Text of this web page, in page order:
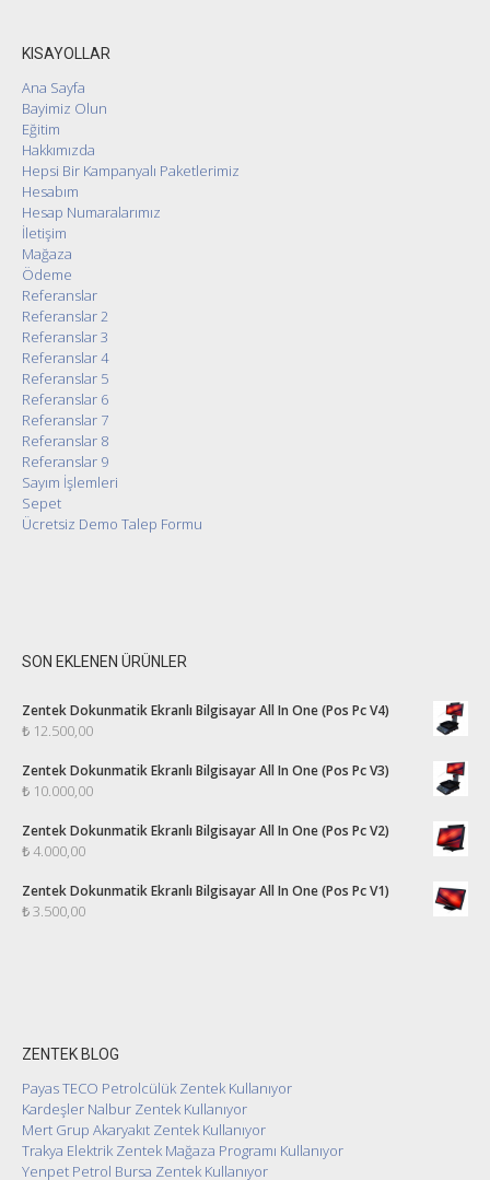
KISAYOLLAR
Ana Sayfa
Bayimiz Olun
Eğitim
Hakkımızda
Hepsi Bir Kampanyalı Paketlerimiz
Hesabım
Hesap Numaralarımız
İletişim
Mağaza
Ödeme
Referanslar
Referanslar 2
Referanslar 3
Referanslar 4
Referanslar 5
Referanslar 6
Referanslar 7
Referanslar 8
Referanslar 9
Sayım İşlemleri
Sepet
Ücretsiz Demo Talep Formu
SON EKLENEN ÜRÜNLER
Zentek Dokunmatik Ekranlı Bilgisayar All In One (Pos Pc V4)
₺ 12.500,00
Zentek Dokunmatik Ekranlı Bilgisayar All In One (Pos Pc V3)
₺ 10.000,00
Zentek Dokunmatik Ekranlı Bilgisayar All In One (Pos Pc V2)
₺4.000,00
Zentek Dokunmatik Ekranlı Bilgisayar All In One (Pos Pc V1)
₺3.500,00
ZENTEK BLOG
Payas TECO Petrolcülük Zentek Kullanıyor
Kardeşler Nalbur Zentek Kullanıyor
Mert Grup Akaryakıt Zentek Kullanıyor
Trakya Elektrik Zentek Mağaza Programı Kullanıyor
Yenpet Petrol Bursa Zentek Kullanıyor